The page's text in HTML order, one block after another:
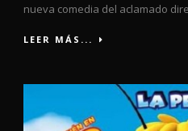
nueva comedia del aclamado
LEER MÁS...